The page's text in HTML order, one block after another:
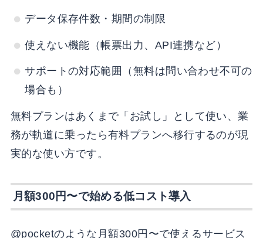
データ保存件数・期間の制限
使えない機能（帳票出力、API連携など）
サポートの対応範囲（無料は問い合わせ不可の
場合も）
無料プランはあくまで「お試し」として使い、業
務が軌道に乗ったら有料プランへ移行するのが現
実的な使い方です。
月額300円〜で始める低コスト導入
@pocketのような月額300円〜で使えるサービス